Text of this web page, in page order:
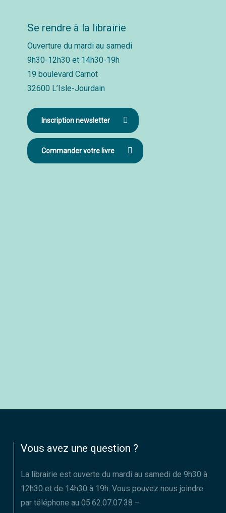
Se rendre à la librairie
Ouverture du mardi au samedi
9h30-12h30 et 14h30-19h
19 boulevard Carnot
32600 L’Isle-Jourdain
Inscription newsletter
Commander votre livre
Vous avez une question ?
La librairie est ouverte du mardi au samedi de 9h30 à
12h30 et de 14h30 à 19h. Vous pouvez nous joindre
par téléphone au 05.62.07.07.38 –